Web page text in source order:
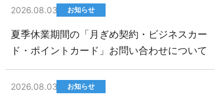
2026.08.03 お知らせ
夏季休業期間の「月ぎめ契約・ビジネスカー
ド・ポイントカード」お問い合わせについて
2026.08.03 お知らせ